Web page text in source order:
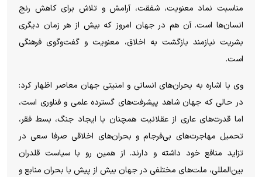
مناسبت نماد معنویت، شفقت، آرامش و تلاش برای کاهش رنج
انسان‌ها است. آن هم در جهان امروز که بیش از هر زمان دیگری
بشریت نیازمند بازگشت به اخلاق، معنویت و گفت‌وگوی فرهنگی
است.
وی با اشاره به بحران‌های انسانی و امنیتی جهان معاصر اظهار کرد:
در حالی که جهان شاهد پیشرفت‌های گسترده علمی و فناوری است،
اما قدرت‌های عاری از عقلانیت همچنان با ایجاد جنگ، بسط فقر،
تحمیل مهاجرت‌های بی‌فرجام و بحران‌های اخلاقی صرفا سعی در
تزاید منافع خود داشته و دارند. از همین رو با سیاست قلدران
بین‌المللی، ملت‌های مختلفی در جهان بیش از پیش با بحران منابع و